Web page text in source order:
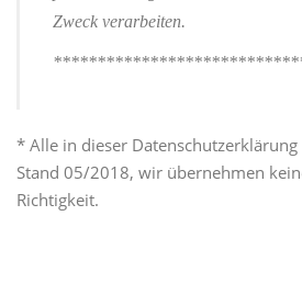
Zweck verarbeiten.
* Alle in dieser Datenschutzerklärung
Stand 05/2018, wir übernehmen
Richtigkeit.